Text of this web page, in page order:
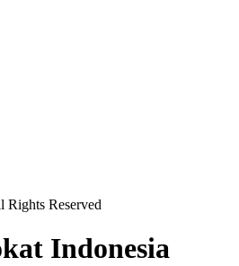
Rights Reserved
Indonesia